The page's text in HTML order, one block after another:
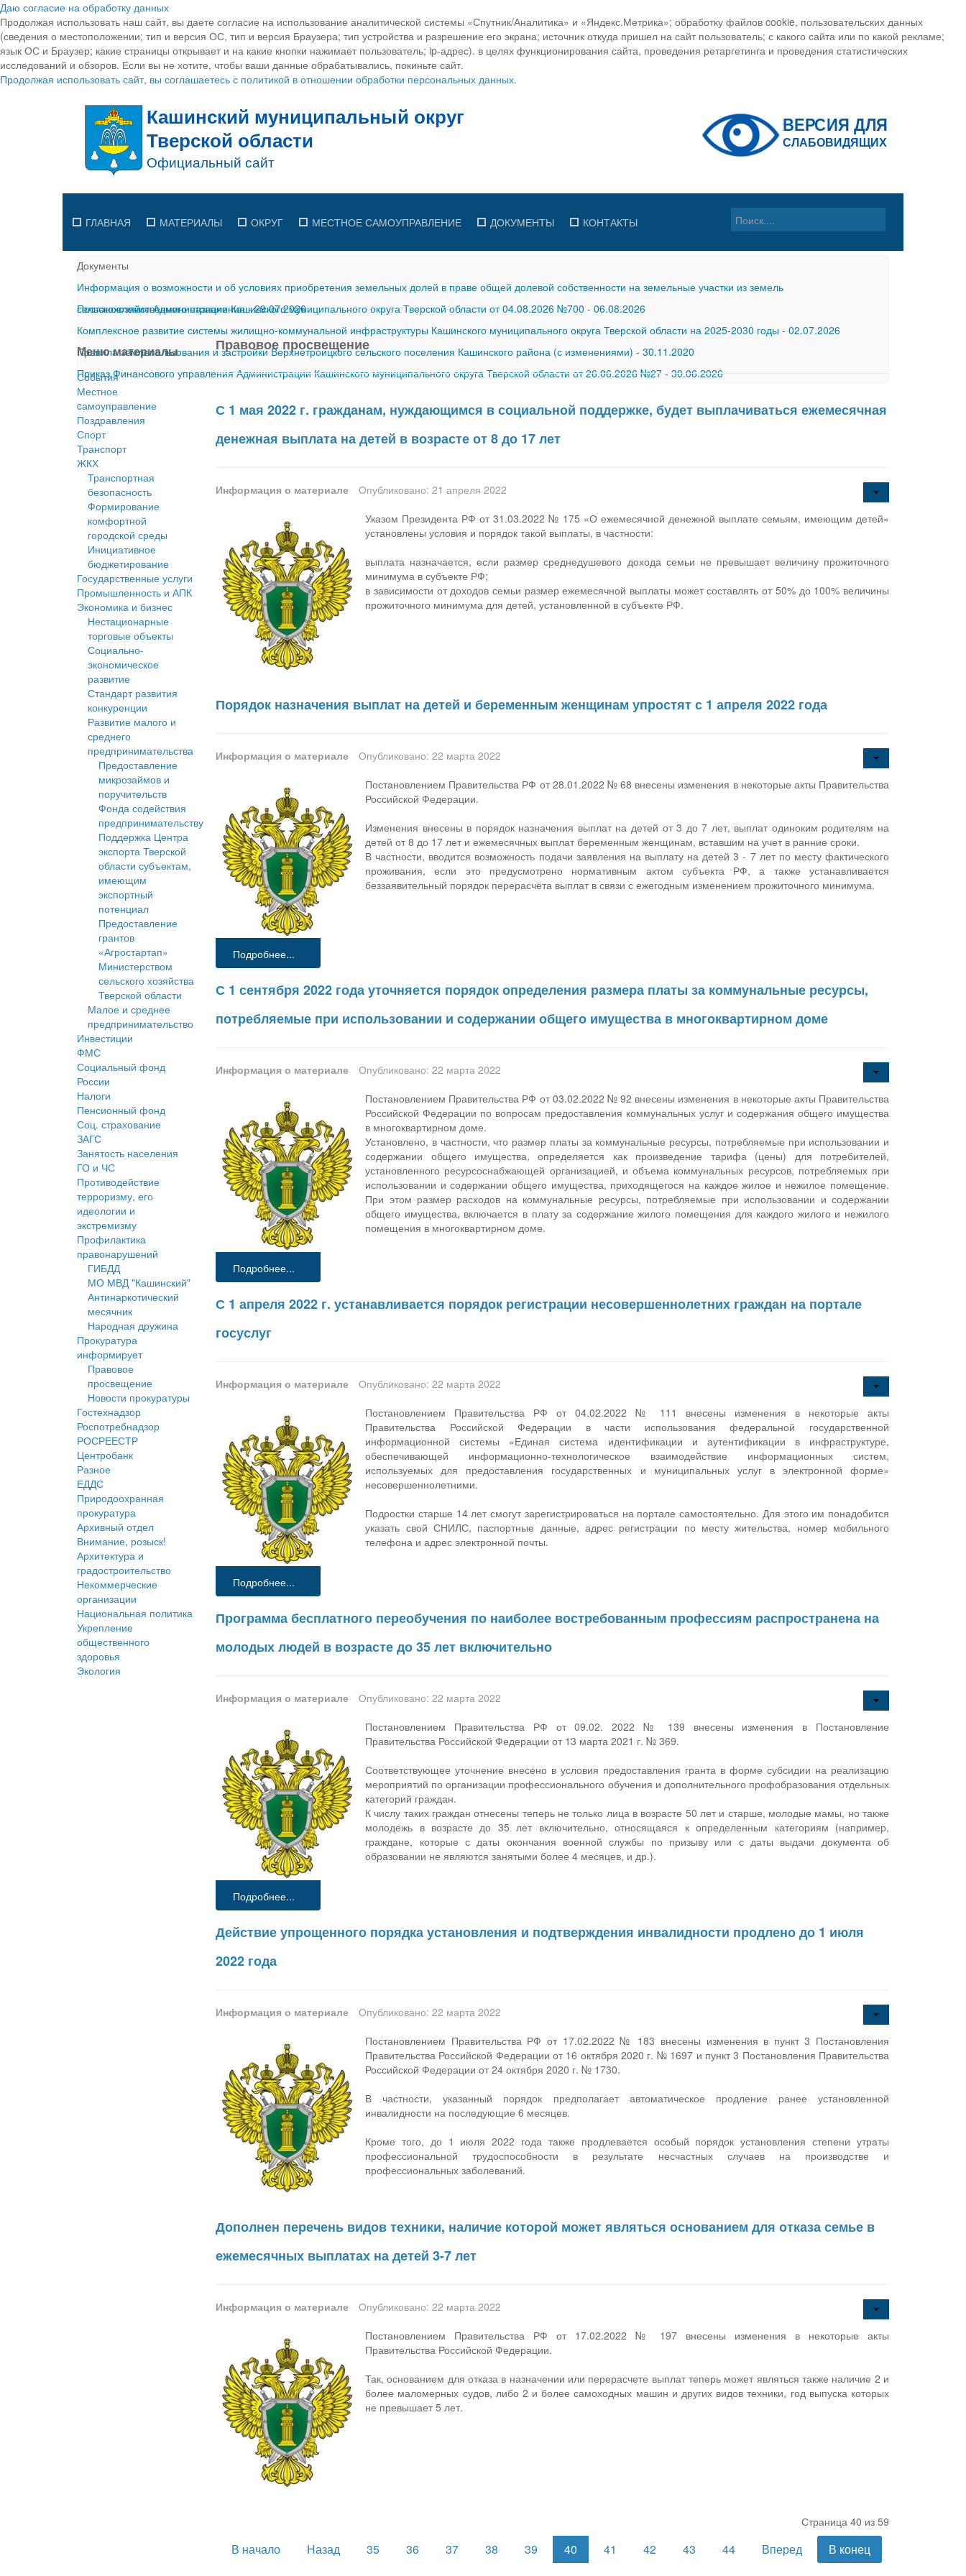
Даю согласие на обработку данных
Продолжая использовать наш сайт, вы даете согласие на использование аналитической системы «Спутник/Аналитика» и «Яндекс.Метрика»; обработку файлов cookie, пользовательских данных
(сведения о местоположении; тип и версия ОС, тип и версия Браузера; тип устройства и разрешение его экрана; источник откуда пришел на сайт пользователь; с какого сайта или по какой рекламе;
язык ОС и Браузер; какие страницы открывает и на какие кнопки нажимает пользователь; ip-адрес). в целях функционирования сайта, проведения ретаргетинга и проведения статистических
исследований и обзоров. Если вы не хотите, чтобы ваши данные обрабатывались, покиньте сайт.
Продолжая использовать сайт, вы соглашаетесь с политикой в отношении обработки персональных данных.
ГЛАВНАЯ МАТЕРИАЛЫ ОКРУГ МЕСТНОЕ САМОУПРАВЛЕНИЕ ДОКУМЕНТЫ КОНТАКТЫ
Документы
Информация о возможности и об условиях приобретения земельных долей в праве общей долевой собственности на земельные участки из земель
сельскохозяйственного назначения-29.07.2026
Постановление Администрации Кашинского муниципального округа Тверской области от 04.08.2026 №700 - 06.08.2026
Комплексное развитие системы жилищно-коммунальной инфраструктуры Кашинского муниципального округа Тверской области на 2025-2030 годы - 02.07.2026
Правила землепользования и застройки Верхнетроицкого сельского поселения Кашинского района (с изменениями) - 30.11.2020
Приказ Финансового управления Администрации Кашинского муниципального округа Тверской области от 26.06.2026 №27 - 30.06.2026
Меню материалы
События
Местное
cамоуправление
Поздравления
Спорт
Транспорт
ЖКХ
Транспортная
безопасность
Формирование
комфортной
городской среды
Инициативное
бюджетирование
Государственные услуги
Промышленность и АПК
Экономика и бизнес
Нестационарные
торговые объекты
Социально-
экономическое
развитие
Стандарт развития
конкуренции
Развитие малого и
среднего
предпринимательства
Предоставление
микрозаймов и
поручительств
Фонда содействия
предпринимательству
Поддержка Центра
экспорта Тверской
области субъектам,
имеющим
экспортный
потенциал
Предоставление
грантов
«Агростартап»
Министерством
сельского хозяйства
Тверской области
Малое и среднее
предпринимательство
Инвестиции
ФМС
Социальный фонд
России
Налоги
Пенсионный фонд
Соц. страхование
ЗАГС
Занятость населения
ГО и ЧС
Противодействие
терроризму, его
идеологии и
экстремизму
Профилактика
правонарушений
ГИБДД
МО МВД "Кашинский"
Антинаркотический
месячник
Народная дружина
Прокуратура
информирует
Правовое
просвещение
Новости прокуратуры
Гостехнадзор
Роспотребнадзор
РОСРЕЕСТР
Центробанк
Разное
ЕДДС
Природоохранная
прокуратура
Архивный отдел
Внимание, розыск!
Архитектура и
градостроительство
Некоммерческие
организации
Национальная политика
Укрепление
общественного
здоровья
Экология
Правовое просвещение
С 1 мая 2022 г. гражданам, нуждающимся в социальной поддержке, будет выплачиваться ежемесячная
денежная выплата на детей в возрасте от 8 до 17 лет
Информация о материале
Опубликовано: 21 апреля 2022
Указом Президента РФ от 31.03.2022 № 175 «О ежемесячной денежной выплате семьям, имеющим детей»
установлены условия и порядок такой выплаты, в частности:
выплата назначается, если размер среднедушевого дохода семьи не превышает величину прожиточного
минимума в субъекте РФ;
в зависимости от доходов семьи размер ежемесячной выплаты может составлять от 50% до 100% величины
прожиточного минимума для детей, установленной в субъекте РФ.
Порядок назначения выплат на детей и беременным женщинам упростят с 1 апреля 2022 года
Информация о материале
Опубликовано: 22 марта 2022
Постановлением Правительства РФ от 28.01.2022 № 68 внесены изменения в некоторые акты Правительства
Российской Федерации.
Изменения внесены в порядок назначения выплат на детей от 3 до 7 лет, выплат одиноким родителям на
детей от 8 до 17 лет и ежемесячных выплат беременным женщинам, вставшим на учет в ранние сроки.
В частности, вводится возможность подачи заявления на выплату на детей 3 - 7 лет по месту фактического
проживания, если это предусмотрено нормативным актом субъекта РФ, а также устанавливается
беззаявительный порядок перерасчёта выплат в связи с ежегодным изменением прожиточного минимума.
Подробнее...
С 1 сентября 2022 года уточняется порядок определения размера платы за коммунальные ресурсы,
потребляемые при использовании и содержании общего имущества в многоквартирном доме
Информация о материале
Опубликовано: 22 марта 2022
Постановлением Правительства РФ от 03.02.2022 № 92 внесены изменения в некоторые акты Правительства
Российской Федерации по вопросам предоставления коммунальных услуг и содержания общего имущества
в многоквартирном доме.
Установлено, в частности, что размер платы за коммунальные ресурсы, потребляемые при использовании и
содержании общего имущества, определяется как произведение тарифа (цены) для потребителей,
установленного ресурсоснабжающей организацией, и объема коммунальных ресурсов, потребляемых при
использовании и содержании общего имущества, приходящегося на каждое жилое и нежилое помещение.
При этом размер расходов на коммунальные ресурсы, потребляемые при использовании и содержании
общего имущества, включается в плату за содержание жилого помещения для каждого жилого и нежилого
помещения в многоквартирном доме.
Подробнее...
С 1 апреля 2022 г. устанавливается порядок регистрации несовершеннолетних граждан на портале
госуслуг
Информация о материале
Опубликовано: 22 марта 2022
Постановлением Правительства РФ от 04.02.2022 № 111 внесены изменения в некоторые акты
Правительства Российской Федерации в части использования федеральной государственной
информационной системы «Единая система идентификации и аутентификации в инфраструктуре,
обеспечивающей информационно-технологическое взаимодействие информационных систем,
используемых для предоставления государственных и муниципальных услуг в электронной форме»
несовершеннолетними.
Подростки старше 14 лет смогут зарегистрироваться на портале самостоятельно. Для этого им понадобится
указать свой СНИЛС, паспортные данные, адрес регистрации по месту жительства, номер мобильного
телефона и адрес электронной почты.
Подробнее...
Программа бесплатного переобучения по наиболее востребованным профессиям распространена на
молодых людей в возрасте до 35 лет включительно
Информация о материале
Опубликовано: 22 марта 2022
Постановлением Правительства РФ от 09.02. 2022 № 139 внесены изменения в Постановление
Правительства Российской Федерации от 13 марта 2021 г. № 369.
Соответствующее уточнение внесено в условия предоставления гранта в форме субсидии на реализацию
мероприятий по организации профессионального обучения и дополнительного профобразования отдельных
категорий граждан.
К числу таких граждан отнесены теперь не только лица в возрасте 50 лет и старше, молодые мамы, но также
молодежь в возрасте до 35 лет включительно, относящаяся к определенным категориям (например,
граждане, которые с даты окончания военной службы по призыву или с даты выдачи документа об
образовании не являются занятыми более 4 месяцев, и др.).
Подробнее...
Действие упрощенного порядка установления и подтверждения инвалидности продлено до 1 июля
2022 года
Информация о материале
Опубликовано: 22 марта 2022
Постановлением Правительства РФ от 17.02.2022 № 183 внесены изменения в пункт 3 Постановления
Правительства Российской Федерации от 16 октября 2020 г. № 1697 и пункт 3 Постановления Правительства
Российской Федерации от 24 октября 2020 г. № 1730.
В частности, указанный порядок предполагает автоматическое продление ранее установленной
инвалидности на последующие 6 месяцев.
Кроме того, до 1 июля 2022 года также продлевается особый порядок установления степени утраты
профессиональной трудоспособности в результате несчастных случаев на производстве и
профессиональных заболеваний.
Дополнен перечень видов техники, наличие которой может являться основанием для отказа семье в
ежемесячных выплатах на детей 3-7 лет
Информация о материале
Опубликовано: 22 марта 2022
Постановлением Правительства РФ от 17.02.2022 № 197 внесены изменения в некоторые акты
Правительства Российской Федерации.
Так, основанием для отказа в назначении или перерасчете выплат теперь может являться также наличие 2 и
более маломерных судов, либо 2 и более самоходных машин и других видов техники, год выпуска которых
не превышает 5 лет.
Страница 40 из 59
В начало Назад 35 36 37 38 39 40 41 42 43 44 Вперед В конец